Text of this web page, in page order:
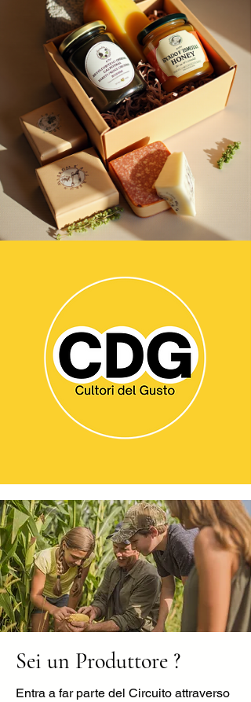
Sei un Produttore ?
Entra a far parte del Circuito attraverso